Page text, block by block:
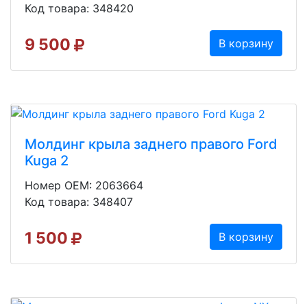
Код товара: 348420
9 500 В корзину
Молдинг крыла заднего правого Ford
Kuga 2
Номер OEM: 2063664
Код товара: 348407
1 500 В корзину